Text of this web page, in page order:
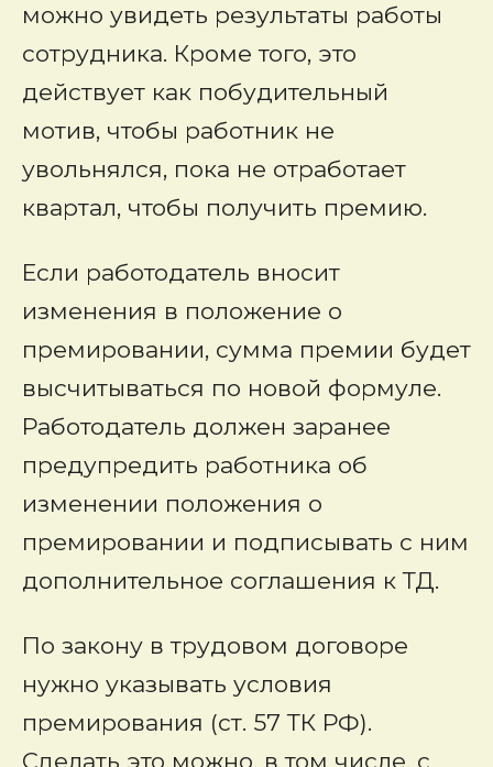
можно увидеть результаты работы
сотрудника. Кроме того, это
действует как побудительный
мотив, чтобы работник не
увольнялся, пока не отработает
квартал, чтобы получить премию.
Если работодатель вносит
изменения в положение о
премировании, сумма премии будет
высчитываться по новой формуле.
Работодатель должен заранее
предупредить работника об
изменении положения о
премировании и подписывать с ним
дополнительное соглашения к ТД.
По закону в трудовом договоре
нужно указывать условия
премирования (ст. 57 ТК РФ).
Сделать это можно, в том числе, с